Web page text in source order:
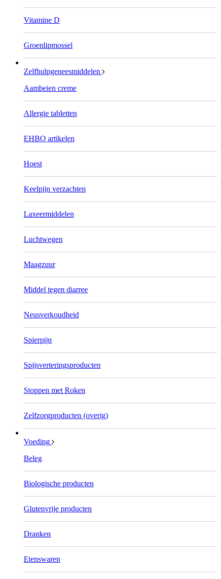
Vitamine D
Groenlipmossel
Zelfhulpgeneesmiddelen
Aambeien creme
Allergie tabletten
EHBO artikelen
Hoest
Keelpijn verzachten
Laxeermiddelen
Luchtwegen
Maagzuur
Middel tegen diarree
Neusverkoudheid
Spierpijn
Spijsverteringsproducten
Stoppen met Roken
Zelfzorgproducten (overig)
Voeding
Beleg
Biologische producten
Glutenvrije producten
Dranken
Etenswaren